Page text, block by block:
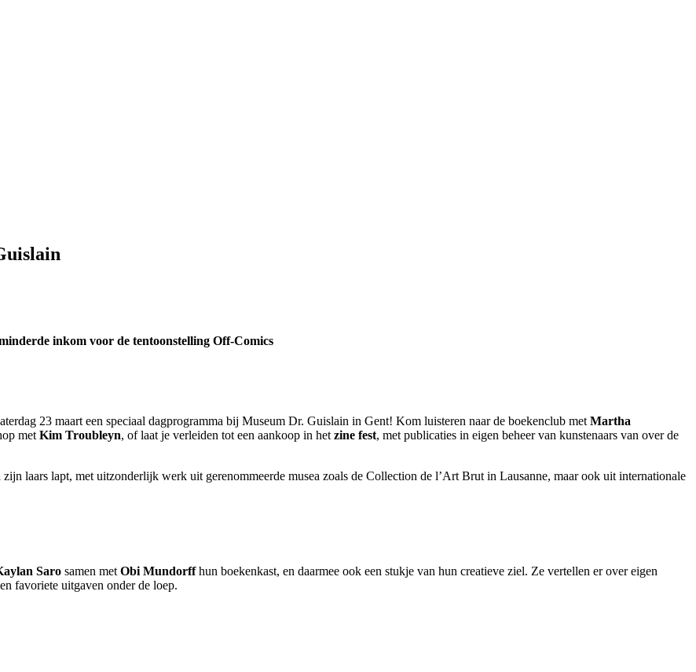
inkom voor de tentoonstelling Off-Comics
23 maart een speciaal dagprogramma bij Museum Dr. Guislain in Gent! Kom luisteren naar de boekenclub met Martha
met Kim Troubleyn, of laat je verleiden tot een aankoop in het zine fest, met publicaties in eigen beheer van kunstenaars van over de
laars lapt, met uitzonderlijk werk uit gerenommeerde musea zoals de Collection de l’Art Brut in Lausanne, maar ook uit internationale
Saro samen met Obi Mundorffhun boekenkast, en daarmee ook een stukje van hun creatieve ziel. Ze vertellen er over eigen
favoriete uitgaven onder de loep.